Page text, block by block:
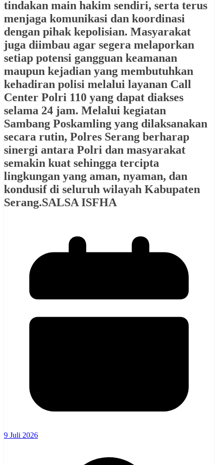
tindakan main hakim sendiri, serta terus
menjaga komunikasi dan koordinasi
dengan pihak kepolisian. Masyarakat
juga diimbau agar segera melaporkan
setiap potensi gangguan keamanan
maupun kejadian yang membutuhkan
kehadiran polisi melalui layanan Call
Center Polri 110 yang dapat diakses
selama 24 jam. Melalui kegiatan
Sambang Poskamling yang dilaksanakan
secara rutin, Polres Serang berharap
sinergi antara Polri dan masyarakat
semakin kuat sehingga tercipta
lingkungan yang aman, nyaman, dan
kondusif di seluruh wilayah Kabupaten
Serang.SALSA ISFHA
9 Juli 2026